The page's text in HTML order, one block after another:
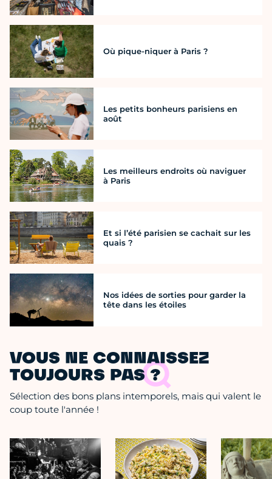
Où pique-niquer à Paris ?
Les petits bonheurs parisiens en
août
Les meilleurs endroits où naviguer
à Paris
Et si l’été parisien se cachait sur les
quais ?
Nos idées de sorties pour garder la
tête dans les étoiles
VOUS NE CONNAISSEZ
TOUJOURS PAS ?
Sélection des bons plans intemporels, mais qui valent le
coup toute l'année !